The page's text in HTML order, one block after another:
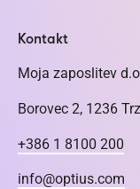
Kontakt
Moja zaposlitev
Borovec 2, 1236
+386 1 8100 200
info@optius.com